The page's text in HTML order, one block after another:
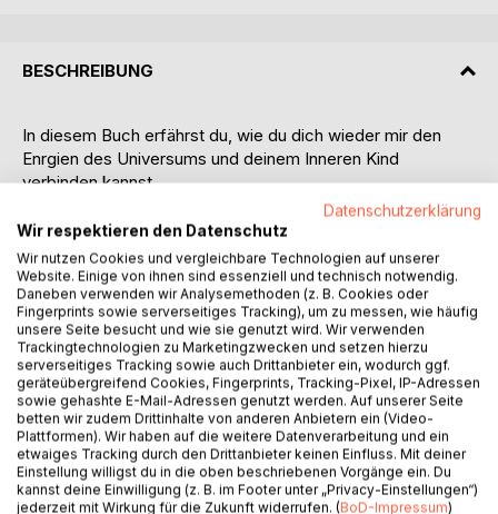
BESCHREIBUNG
In diesem Buch erfährst du, wie du dich wieder mir den
Enrgien des Universums und deinem Inneren Kind
verbinden kannst
Dieses Buch richtig sich an alle Menschen, die wieder
Kontakt zum Universum bekommen möchten.
Es ist ein Buch für all diejenigen, die sich mit dem Thema
des inneren Kindes beschäftigen und wie die Meister-
Energien dich bei deinem Wachstum und Heilung
unterstützen können.
Möchtest du wissen, warum du dich in gewissen
Situationen einsam, ohnmächtig oder ängstlich fühlst?
Über das Channeling lege ich eine Verbindung zu deiner
Seele. Wenn du dich angenommen und verstanden fühlst,
kann die Heilung beginnen. Die Meisterenergien aus dem
Datenschutzerklärung
Wir respektieren den Datenschutz
Wir nutzen Cookies und vergleichbare Technologien auf unserer
Website. Einige von ihnen sind essenziell und technisch notwendig.
Daneben verwenden wir Analysemethoden (z. B. Cookies oder
Fingerprints sowie serverseitiges Tracking), um zu messen, wie häufig
unsere Seite besucht und wie sie genutzt wird. Wir verwenden
Trackingtechnologien zu Marketingzwecken und setzen hierzu
serverseitiges Tracking sowie auch Drittanbieter ein, wodurch ggf.
geräteübergreifend Cookies, Fingerprints, Tracking-Pixel, IP-Adressen
sowie gehashte E-Mail-Adressen genutzt werden. Auf unserer Seite
betten wir zudem Drittinhalte von anderen Anbietern ein (Video-
Plattformen). Wir haben auf die weitere Datenverarbeitung und ein
etwaiges Tracking durch den Drittanbieter keinen Einfluss. Mit deiner
Einstellung willigst du in die oben beschriebenen Vorgänge ein. Du
kannst deine Einwilligung (z. B. im Footer unter „Privacy-Einstellungen“)
jederzeit mit Wirkung für die Zukunft widerrufen. (BoD-Impressum)